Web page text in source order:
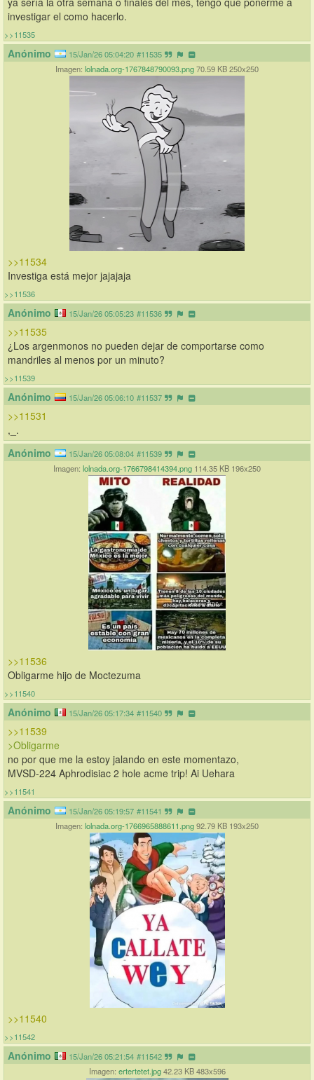
investigar el como hacerlo.
>>11535
Anónimo 15/Jan/26 05:04:20 #11535
Imagen: lolnada.org-1767848790093.png70.59 KB 250x250
>>11534
Investiga está mejor jajajaja
>>11536
Anónimo 15/Jan/26 05:05:23 #11536
>>11535
¿Los argenmonos no pueden dejar de comportarse como
mandriles al menos por un minuto?
>>11539
Anónimo 15/Jan/26 05:06:10 #11537
>>11531
,_.
Anónimo
15/Jan/26 05:08:04 #11539
Imagen: lolnada.org-1766798414394.png 114.35 KB 196x250
>>11536
Obligarme hijo de Moctezuma
>>11540
Anónimo 15/Jan/26 05:17:34 #11540
>>11539
>Obligarme
no por que me la estoy jalando en este momentazo,
MVSD-224 Aphrodisiac 2 hole acme trip! Ai Uehara
>>11541
Anónimo 15/Jan/26 05:19:57 #11541
Imagen: lolnada.org-1766965888611.png92.79 KB 193x250
>>11540
>>11542
Anónimo 15/Jan/26 05:21:54 #11542
Imagen: ertertetet.jpg 42.23 KB 483x596